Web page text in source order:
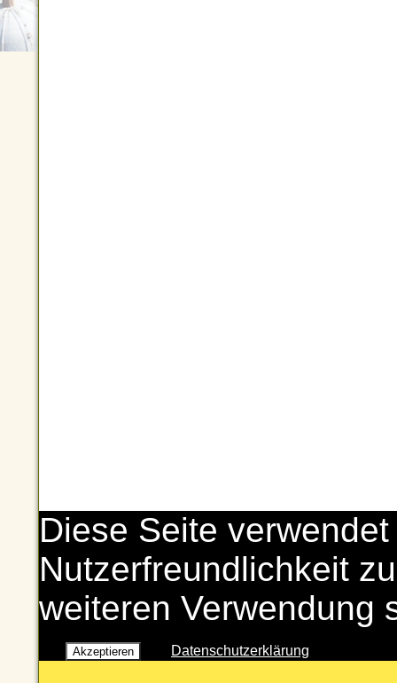
Diese Seite
Nutzerfreundlichkeit
weiteren Verwendung
Akzeptieren Datenschutzerklärung